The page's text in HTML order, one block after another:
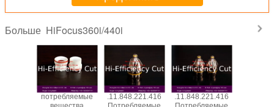
Больше HiFocus360i/440i
потребляемые
.11.848.221.416
.11.848.221.416